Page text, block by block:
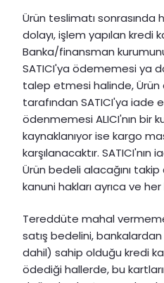
Ürün teslimatı
dolayı, işlem yapılan kredi
Banka/finansman
SATICI'ya ödememesi ya
talep etmesi halinde, Ürün
tarafından SATICI'ya iade
ödenmemesi ALICI'nın bir
kaynaklanıyor ise kargo
karşılanacaktır.
Ürün bedeli alacağını
kanuni hakları ayrıca ve her
Tereddüte mahal
satış bedelini,
dahil) sahip olduğu kredi
ödediği hallerde, bu